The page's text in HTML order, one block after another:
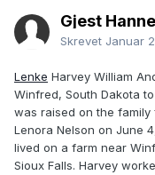
Gjest
Skrevet Januar
Lenke Harvey William
Winfred, South Dakota
was raised on the family
Lenora Nelson on June
lived on a farm near
Sioux Falls. Harvey